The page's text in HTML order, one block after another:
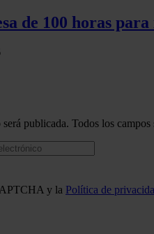
de 100 horas
publicada. Todos los
y la Política de